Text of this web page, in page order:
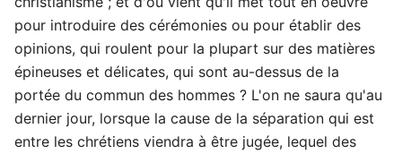
pour introduire des cérémonies ou pour établir des
opinions, qui roulent pour la plupart sur des matières
épineuses et délicates, qui sont au-dessus de la
portée du commun des hommes ? L'on ne saura qu'au
dernier jour, lorsque la cause de la séparation qui est
entre les chrétiens viendra à être jugée, lequel des